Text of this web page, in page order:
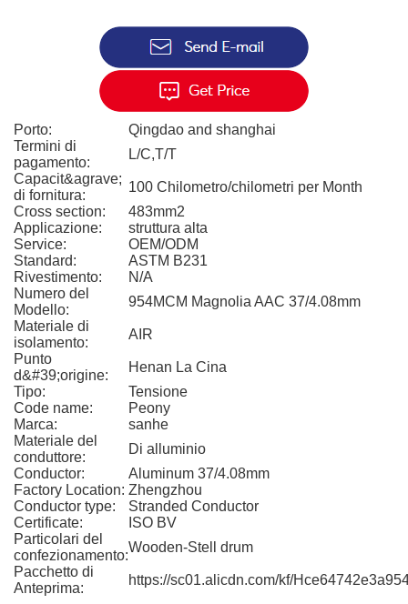
Porto:
Qingdao and shanghai
Termini di
pagamento:
L/C,T/T
Capacit&agrave;
di fornitura:
100 Chilometro/chilometri per Month
Cross section:
483mm2
Applicazione:
struttura alta
Service:
OEM/ODM
Standard:
ASTM B231
Rivestimento:
N/A
Numero del
Modello:
954MCM Magnolia AAC 37/4.08mm
Materiale di
isolamento:
AIR
Punto
d&#39;origine:
Henan La Cina
Tipo:
Tensione
Code name:
Peony
Marca:
sanhe
Materiale del
conduttore:
Di alluminio
Conductor:
Aluminum 37/4.08mm
Factory Location: Zhengzhou
Conductor type:
Stranded Conductor
Certificate:
ISO BV
Particolari del
confezionamento:
Wooden-Stell drum
Pacchetto di
Anteprima:
https://sc01.alicdn.com/kf/